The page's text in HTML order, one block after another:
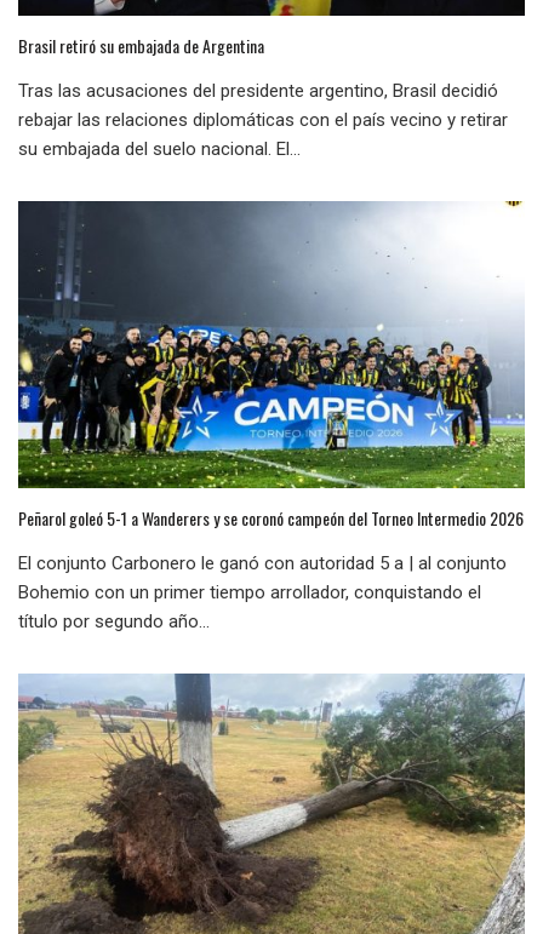
Brasil retiró su embajada de Argentina
Tras las acusaciones del presidente argentino, Brasil decidió
rebajar las relaciones diplomáticas con el país vecino y retirar
su embajada del suelo nacional. El...
Peñarol goleó 5-1 a Wanderers y se coronó campeón del Torneo Intermedio 2026
El conjunto Carbonero le ganó con autoridad 5 a | al conjunto
Bohemio con un primer tiempo arrollador, conquistando el
título por segundo año...